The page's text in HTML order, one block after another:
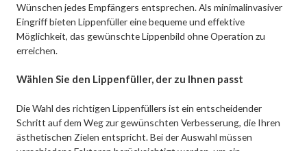
Wünschen jedes Empfängers entsprechen. Als minimalinvasiver
Eingriff bieten Lippenfüller eine bequeme und effektive
Möglichkeit, das gewünschte Lippenbild ohne Operation zu
erreichen.
Wählen Sie den Lippenfüller, der zu Ihnen passt
Die Wahl des richtigen Lippenfüllers ist ein entscheidender
Schritt auf dem Weg zur gewünschten Verbesserung, die Ihren
ästhetischen Zielen entspricht. Bei der Auswahl müssen